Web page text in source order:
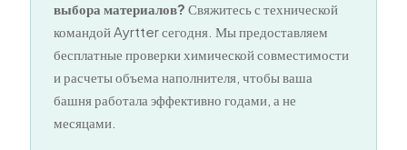
выбора материалов? Свяжитесь с технической
командой Ayrtter сегодня. Мы предоставляем
бесплатные проверки химической совместимости
и расчеты объема наполнителя, чтобы ваша
башня работала эффективно годами, а не
месяцами.